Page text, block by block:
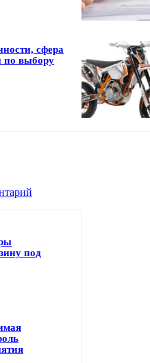
сфера
по выбору
под